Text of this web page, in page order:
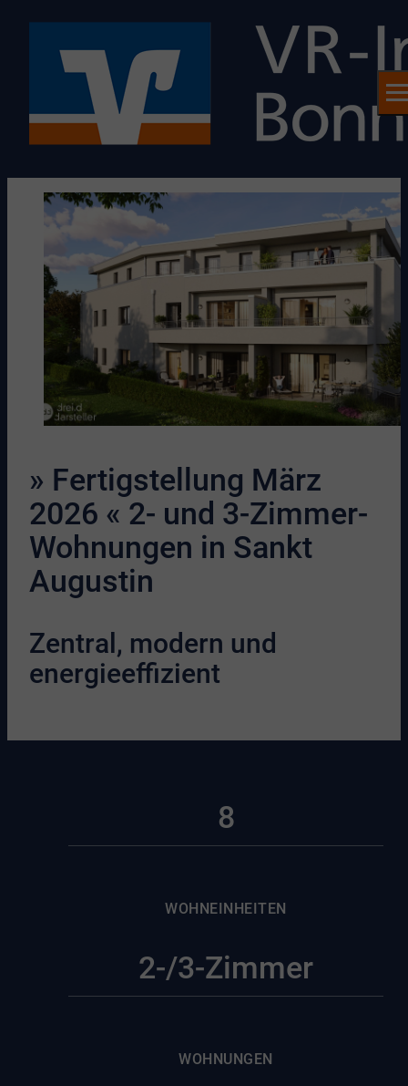
» Fertigstellung März
2026 « 2- und 3-Zimmer-
Wohnungen in Sankt
Augustin
Zentral, modern und
energieeffizient
8
WOHNEINHEITEN
2-/3-Zimmer
WOHNUNGEN